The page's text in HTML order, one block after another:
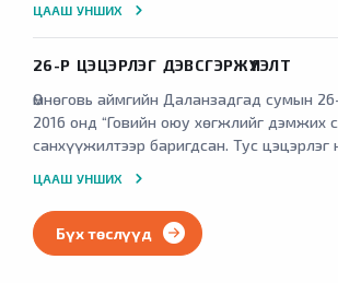
ЦААШ УНШИХ
26-Р ЦЭЦЭРЛЭГ ДЭВСГЭРЖҮҮЛЭЛТ
Өмнөговь аймгийн Даланзадгад сумын
2016 онд “Говийн оюу хөгжлийг дэмжих
санхүүжилтээр баригдсан. Тус
Гурван сайхан хороолол, Зуслан, Төгөл Б
гудамжинд байрлах 314 хүүхдэд
боловсрол олгодог.
ЦААШ УНШИХ
Бүх төслүүд